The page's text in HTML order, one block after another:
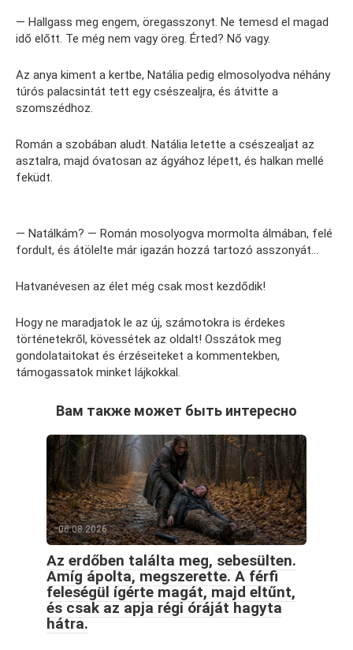
— Hallgass meg engem, öregasszonyt. Ne temesd el magad
idő előtt. Te még nem vagy öreg. Érted? Nő vagy.
Az anya kiment a kertbe, Natália pedig elmosolyodva néhány
túrós palacsintát tett egy csészealjra, és átvitte a
szomszédhoz.
Román a szobában aludt. Natália letette a csészealjat az
asztalra, majd óvatosan az ágyához lépett, és halkan mellé
feküdt.
— Natálkám? — Román mosolyogva mormolta álmában, felé
fordult, és átölelte már igazán hozzá tartozó asszonyát…
Hatvanévesen az élet még csak most kezdődik!
Hogy ne maradjatok le az új, számotokra is érdekes
történetekről, kövessétek az oldalt! Osszátok meg
gondolataitokat és érzéseiteket a kommentekben,
támogassatok minket lájkokkal.
Вам также может быть интересно
06.08.2026
Az erdőben találta meg, sebesülten.
Amíg ápolta, megszerette. A férfi
feleségül ígérte magát, majd eltűnt,
és csak az apja régi óráját hagyta
hátra.